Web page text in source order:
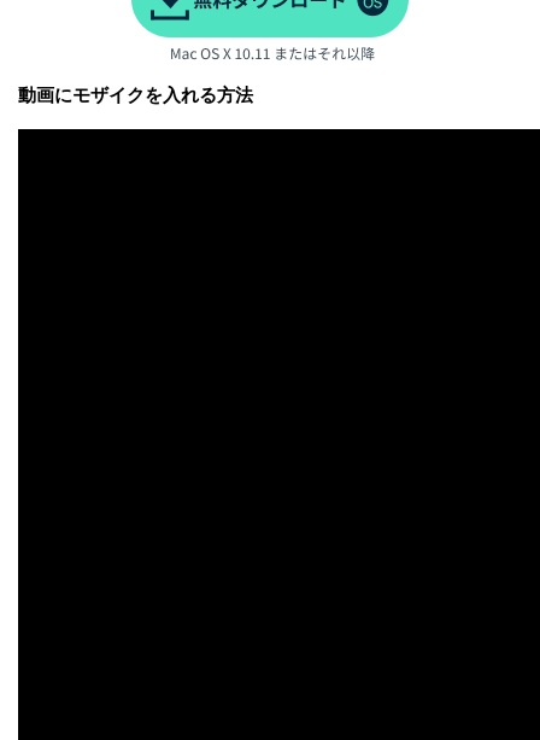
動画にモザイクを入れる方法